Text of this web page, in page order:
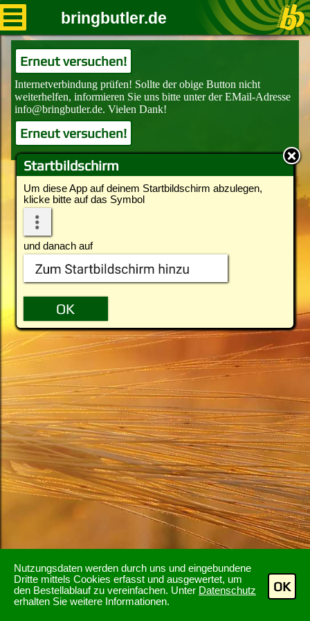
Nutzungsdaten werden durch uns und eingebundene
Dritte mittels Cookies erfasst und ausgewertet, um
den Bestellablauf zu vereinfachen. Unter Datenschutz
erhalten Sie weitere Informationen.
OK
Startbildschirm
Um diese App auf deinem Startbildschirm abzulegen,
klicke bitte auf das Symbol
und danach auf
bringbutler.de
Erneut versuchen!
Erneut versuchen!